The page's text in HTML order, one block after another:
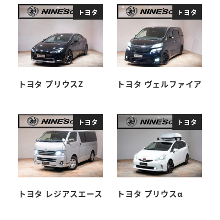
トヨタ
トヨタ プリウスZ
トヨタ
トヨタ ヴェルファイア
トヨタ
トヨタ レジアスエース
トヨタ
トヨタ プリウスα